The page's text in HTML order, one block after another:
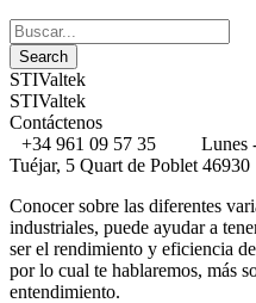
STIValtek
STIValtek
Contáctenos
+34 961 09 57 35
Lunes
Tuéjar, 5 Quart de Poblet 46930
Conocer sobre las diferentes
industriales, puede ayudar a
ser el rendimiento y eficiencia
por lo cual te hablaremos, más
entendimiento.